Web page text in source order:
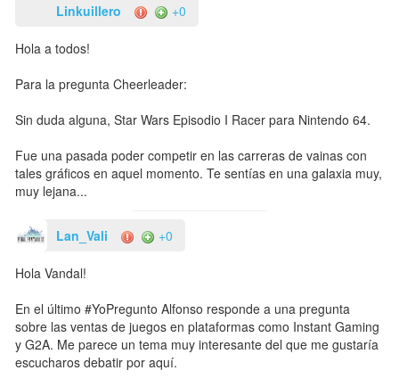
Linkuillero +0
Hola a todos!
Para la pregunta Cheerleader:
Sin duda alguna, Star Wars Episodio I Racer para Nintendo 64.
Fue una pasada poder competir en las carreras de vainas con
tales gráficos en aquel momento. Te sentías en una galaxia muy,
muy lejana...
Lan_Vali +0
Hola Vandal!
En el último #YoPregunto Alfonso responde a una pregunta
sobre las ventas de juegos en plataformas como Instant Gaming
y G2A. Me parece un tema muy interesante del que me gustaría
escucharos debatir por aquí.